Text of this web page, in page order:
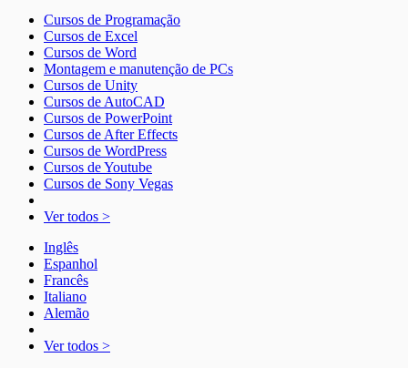
Cursos de Programação
Cursos de Excel
Cursos de Word
Montagem e manutenção de PCs
Cursos de Unity
Cursos de AutoCAD
Cursos de PowerPoint
Cursos de After Effects
Cursos de WordPress
Cursos de Youtube
Cursos de Sony Vegas
Ver todos >
Inglês
Espanhol
Francês
Italiano
Alemão
Ver todos >